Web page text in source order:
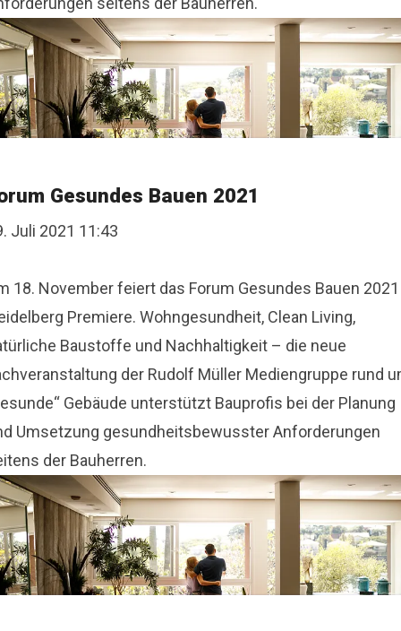
Gesundes Bauen 2021
Juli 2021 11:43
18. November feiert das Forum Gesundes Bauen
Premiere. Wohngesundheit, Clean Living,
Baustoffe und Nachhaltigkeit – die neue
der Rudolf Müller Mediengruppe rund
Gebäude unterstützt Bauprofis bei der Planung
Umsetzung gesundheitsbewusster Anforderungen
der Bauherren.